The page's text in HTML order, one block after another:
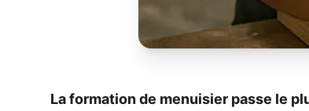
La formation de menuisier passe le